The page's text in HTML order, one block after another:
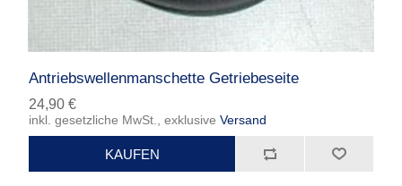
Antriebswellenmanschette Getriebeseite
24,90 €
inkl. gesetzliche MwSt., exklusiveVersand